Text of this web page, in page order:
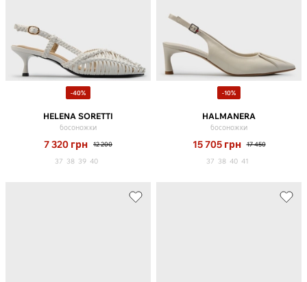
-40%
HELENA SORETTI
босоножки
7 320 грн 12 200
37 38 39 40
-10%
HALMANERA
босоножки
15 705 грн 17 450
37 38 40 41